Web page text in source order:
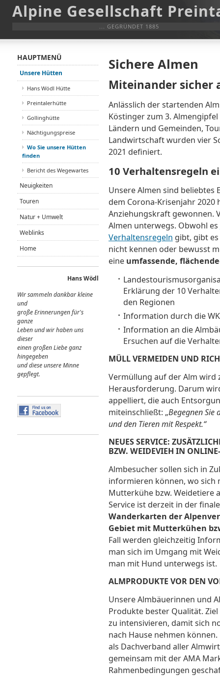
Alpine Gesellschaft
... GEGRÜNDET 1885
Sichere Almen
Miteinander sicher
Anlässlich der startenden
Köstinger zum 3.
Ländern und Gemeinden,
Landwirtschaft wurden vier
2021 definiert.
10 Verhaltensregeln
Unsere Almen sind beliebtes
dem Corona-Krisenjahr
Anziehungskraft gewonnen.
Almen unterwegs. Obwohl es
Verhaltensregeln gibt, gibt
nicht kennen oder bewusst
eine umfassende,
Erklärung der 10
den Regionen
Information durch die
Information an die
Ersuchen auf die
MÜLL VERMEIDEN UND
Vermüllung auf der Alm
Herausforderung. Darum
appelliert, die auch
miteinschließt: „Begegnen Sie
und den Tieren mit Respekt.“
NEUES SERVICE:
BZW. WEIDEVIEH IN
Almbesucher sollen sich in
informieren können, wo sich
Mutterkühe bzw. Weidetiere
Service ist derzeit in der
Wanderkarten der
Gebiet mit Mutterkühen
Fall werden gleichzeitig
man sich im Umgang mit
man mit Hund unterwegs ist.
ALMPRODUKTE VOR DEN
Unsere Almbäuerinnen und
Produkte bester Qualität.
zu intensivieren, damit sich
nach Hause nehmen können.
als Dachverband aller
gemeinsam mit der AMA
Rahmenbedingungen
HAUPTMENÜ
Unsere Hütten
Hans Wödl Hütte
Preintalerhütte
Gollinghütte
Nächtigungspreise
Wo Sie unsere Hütten
finden
Bericht des Wegewartes
Neuigkeiten
Touren
Natur + Umwelt
Weblinks
Home
Hans Wödl
Wir sammeln dankbar kleine
und
große Erinnerungen für's
ganze
Leben und wir haben uns
dieser
einen großen Liebe ganz
hingegeben
und diese unsere Minne
gepflegt.